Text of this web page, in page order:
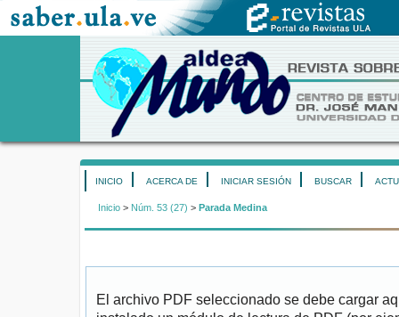
INICIO ACERCA DE INICIAR SESIÓN BUSCAR
Inicio > Núm. 53 (27) > Parada Medina
El archivo PDF seleccionado se debe cargar